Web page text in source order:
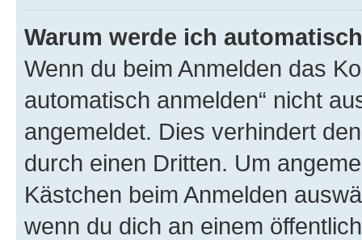
Warum werde ich
Wenn du beim Anmelden das
automatisch anmelden“ nicht
angemeldet. Dies verhindert
durch einen Dritten. Um
Kästchen beim Anmelden
wenn du dich an einem